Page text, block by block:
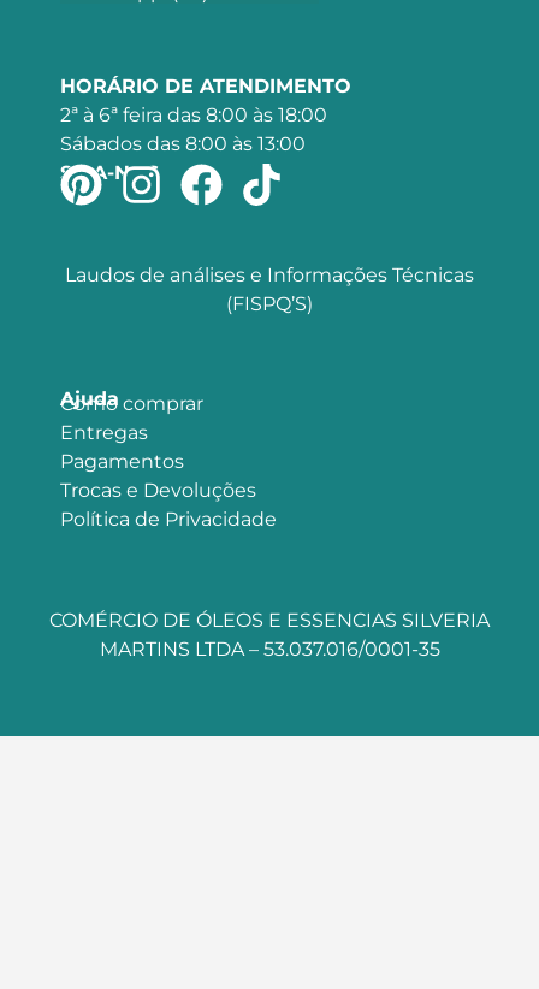
HORÁRIO DE ATENDIMENTO
2ª à 6ª feira das 8:00 às 18:00
Sábados das 8:00 às 13:00
SIGA-NOS
Laudos de análises e Informações Técnicas
(FISPQ’S)
Ajuda
Como comprar
Entregas
Pagamentos
Trocas e Devoluções
Política de Privacidade
COMÉRCIO DE ÓLEOS E ESSENCIAS SILVERIA
MARTINS LTDA – 53.037.016/0001-35